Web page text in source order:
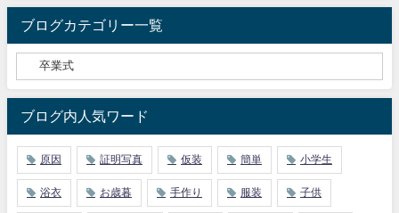
ブログカテゴリー一覧
ブログ内人気ワード
原因 証明写真 仮装 簡単 小学生
浴衣 お歳暮 手作り 服装 子供